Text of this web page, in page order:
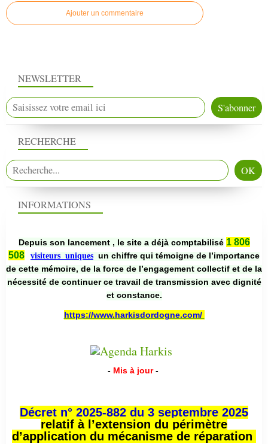
Ajouter un commentaire
NEWSLETTER
RECHERCHE
INFORMATIONS
Depuis son lancement , le site a déjà comptabilisé 1 806
508
visiteurs uniques un chiffre qui témoigne de l’importance
de cette mémoire, de la force de l’engagement collectif et de la
nécessité de continuer ce travail de transmission avec dignité
et constance.
https://www.harkisdordogne.com/
- Mis à jour -
Décret n° 2025-882 du 3 septembre 2025
relatif à l’extension du périmètre
d’application du mécanisme de réparation